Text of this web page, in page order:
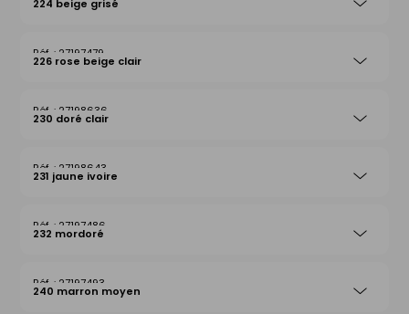
224 beige grisé
27197479
226 rose beige clair
27198636
230 doré clair
27198643
231 jaune ivoire
27197486
232 mordoré
27197493
240 marron moyen